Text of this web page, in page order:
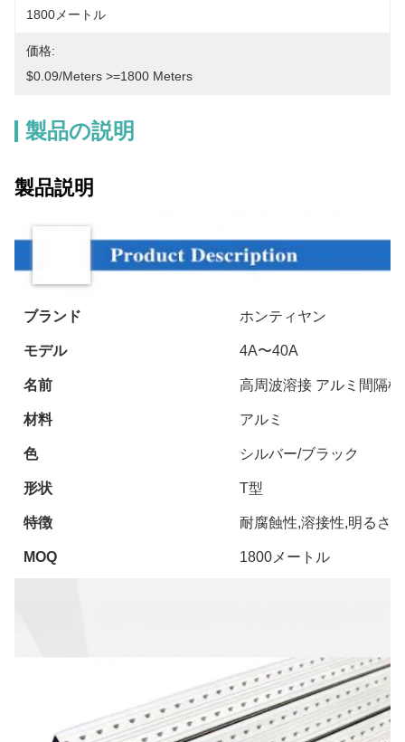
1800メートル
価格:
$0.09/meters >=1800 Meters
製品の説明
製品説明
ブランド ホンティヤン
モデル 4A〜40A
名前 高周波溶接 アルミ間隔棒
材料 アルミ
色 シルバー/ブラック
形状 T型
特徴 耐腐蝕性,溶接性,明るさ
MOQ 1800メートル